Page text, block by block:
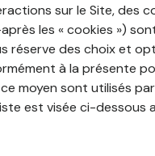
sur le Site, des
les « cookies »)
des choix et
à la présente
moyen sont utilisés
est visée ci-dessous